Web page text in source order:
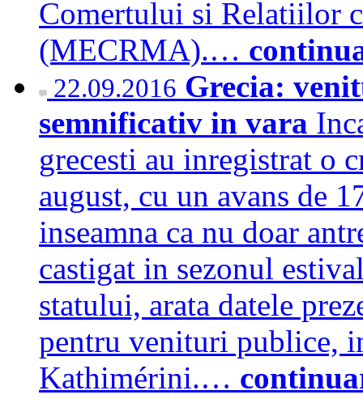
Comertului si Relatiilor
(MECRMA).…
22.09.2016 Grecia:
semnificativ in vara
grecesti au inregistrat o
august, cu un avans de
inseamna ca nu doar
castigat in sezonul
statului, arata datele
pentru venituri publice,
Kathimérini.…